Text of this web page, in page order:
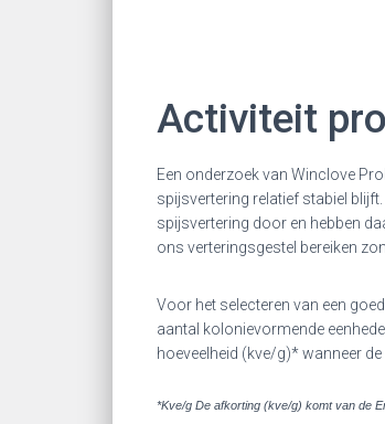
Activiteit
Een onderzoek van Winclove
spijsvertering relatief stabiel
spijsvertering door en hebben
ons verteringsgestel bereiken
Voor het selecteren van een
aantal kolonievormende
hoeveelheid (kve/g)* wanneer
*Kve/g De afkorting (kve/g) komt van de